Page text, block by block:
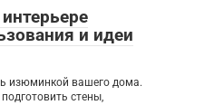
и идеи
изюминкой вашего дома.
стены,